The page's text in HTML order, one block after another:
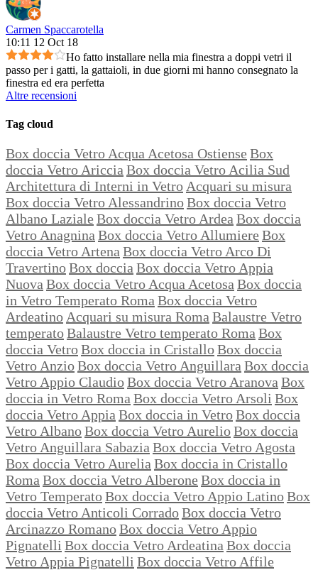
Carmen Spaccarotella
10:11 12 Oct 18
Ho fatto installare nella mia finestra a doppi vetri il
passo per i gatti, la gattaioli, in due giorni mi hanno consegnato la
finestra ed era perfetta
Altre recensioni
Tag cloud
Box doccia Vetro Acqua Acetosa Ostiense Box
doccia Vetro Ariccia Box doccia Vetro Acilia Sud
Architettura di Interni in Vetro Acquari su misura
Box doccia Vetro AlessandrinoBox doccia Vetro
Albano Laziale Box doccia Vetro Ardea Box doccia
Vetro Anagnina Box doccia Vetro Allumiere Box
doccia Vetro Artena Box doccia Vetro Arco Di
TravertinoBox doccia Box doccia Vetro Appia
Nuova Box doccia Vetro Acqua Acetosa Box doccia
in Vetro Temperato Roma Box doccia Vetro
Ardeatino Acquari su misura Roma Balaustre Vetro
temperatoBalaustre Vetro temperato Roma Box
doccia VetroBox doccia in CristalloBox doccia
Vetro AnzioBox doccia Vetro Anguillara Box doccia
Vetro Appio ClaudioBox doccia Vetro Aranova Box
doccia in Vetro Roma Box doccia Vetro Arsoli Box
doccia Vetro Appia Box doccia in VetroBox doccia
Vetro AlbanoBox doccia Vetro AurelioBox doccia
Vetro Anguillara Sabazia Box doccia Vetro Agosta
Box doccia Vetro Aurelia Box doccia in Cristallo
Roma Box doccia Vetro Alberone Box doccia in
Vetro TemperatoBox doccia Vetro Appio LatinoBox
doccia Vetro Anticoli CorradoBox doccia Vetro
Arcinazzo RomanoBox doccia Vetro Appio
Pignatelli Box doccia Vetro Ardeatina Box doccia
Vetro Appia Pignatelli Box doccia Vetro Affile